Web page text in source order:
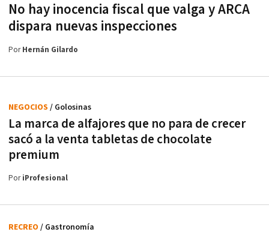
No hay inocencia fiscal que valga y ARCA
dispara nuevas inspecciones
PorHernán Gilardo
La marca de alfajores que no para de crecer
sacó a la venta tabletas de chocolate
premium
NEGOCIOS / Golosinas
PoriProfesional
RECREO / Gastronomía